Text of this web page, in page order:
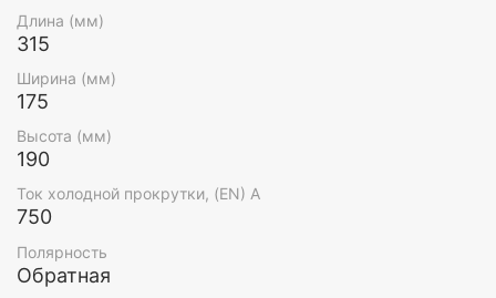
Длина (мм)
315
Ширина (мм)
175
Высота (мм)
190
Ток холодной прокрутки, (EN) А
750
Полярность
Обратная